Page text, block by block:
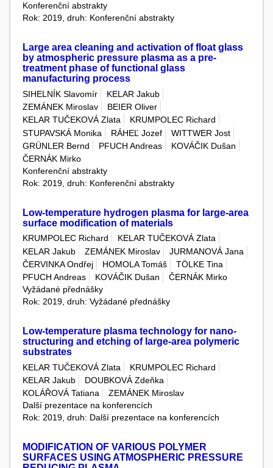
Konferenční abstrakty
Rok: 2019, druh: Konferenční abstrakty
Large area cleaning and activation of float glass
by atmospheric pressure plasma as a pre-
treatment phase of functional glass
manufacturing process
SIHELNÍK Slavomír
KELAR Jakub
ZEMÁNEK Miroslav
BEIER Oliver
KELAR TUČEKOVÁ Zlata
KRUMPOLEC Richard
STUPAVSKÁ Monika
RÁHEĽ Jozef
WITTWER Jost
GRÜNLER Bernd
PFUCH Andreas
KOVÁČIK Dušan
ČERNÁK Mirko
Konferenční abstrakty
Rok: 2019, druh: Konferenční abstrakty
Low-temperature hydrogen plasma for large-area
surface modification of materials
KRUMPOLEC Richard
KELAR TUČEKOVÁ Zlata
KELAR Jakub
ZEMÁNEK Miroslav
JURMANOVÁ Jana
ČERVINKA Ondřej
HOMOLA Tomáš
TÖLKE Tina
PFUCH Andreas
KOVÁČIK Dušan
ČERNÁK Mirko
Vyžádané přednášky
Rok: 2019, druh: Vyžádané přednášky
Low-temperature plasma technology for nano-
structuring and etching of large-area polymeric
substrates
KELAR TUČEKOVÁ Zlata
KRUMPOLEC Richard
KELAR Jakub
DOUBKOVÁ Zdeňka
KOLÁŘOVÁ Tatiana
ZEMÁNEK Miroslav
Další prezentace na konferencích
Rok: 2019, druh: Další prezentace na konferencích
MODIFICATION OF VARIOUS POLYMER
SURFACES USING ATMOSPHERIC PRESSURE